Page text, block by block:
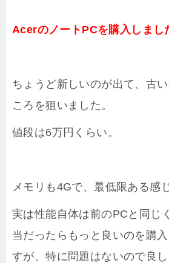
AcerのノートPCを購入しまし
ちょうど新しいのが出て、古
ころを狙いました。
値段は6万円くらい。
メモリも4Gで、最低限ある感じ
実は性能自体は前のPCと同じ
当だったらもっと良いのを購
すが、特に問題はないので良し